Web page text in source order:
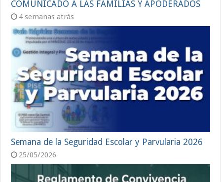
COMUNICADO A LAS FAMILIAS Y APODERADOS
4 semanas atrás
Semana de la Seguridad Escolar y Parvularia 2026
25/05/2026